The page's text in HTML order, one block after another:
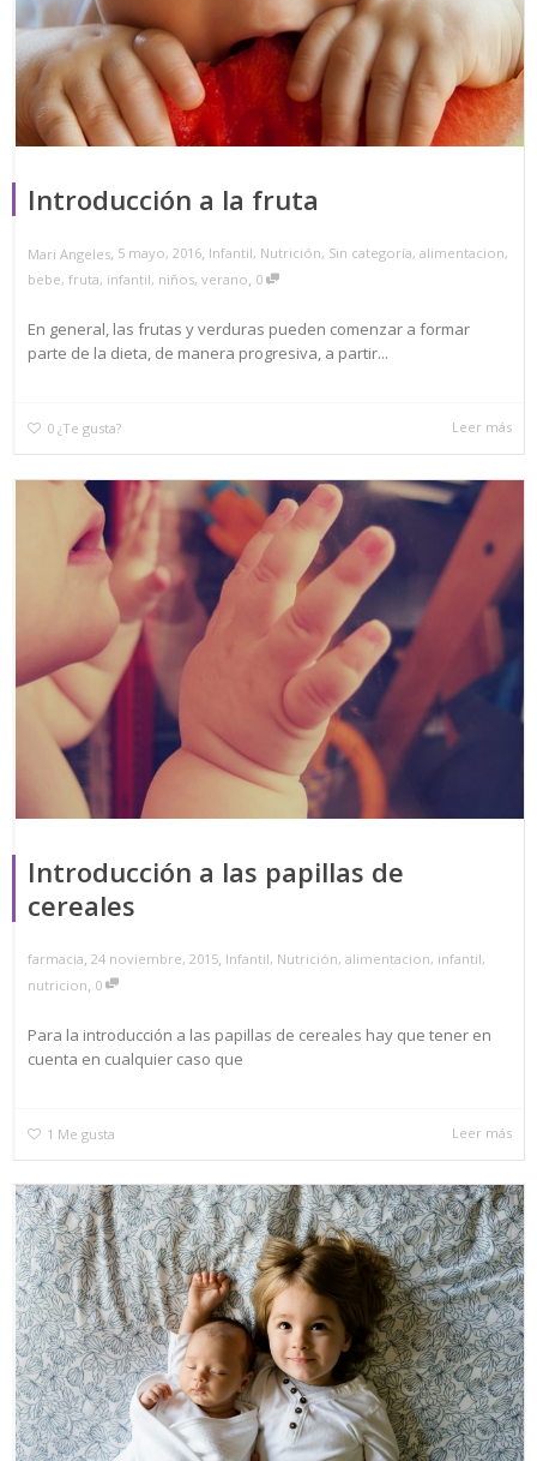
Introducción a la fruta
Mari Angeles, 5 mayo, 2016, Infantil, Nutrición, Sin categoría, alimentacion,
bebe, fruta, infantil, niños, verano, 0
En general, las frutas y verduras pueden comenzar a formar
parte de la dieta, de manera progresiva, a partir...
0 ¿Te gusta? Leer más
Introducción a las papillas de
cereales
farmacia, 24 noviembre, 2015, Infantil, Nutrición, alimentacion, infantil,
nutricion 0
Para la introducción a las papillas de cereales hay que tener en
cuenta en cualquier caso que
1 Me gusta Leer más